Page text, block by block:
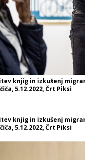
knjig in izkušenj
5.12.2022, Črt Piksi
knjig in izkušenj
5.12.2022, Črt Piksi